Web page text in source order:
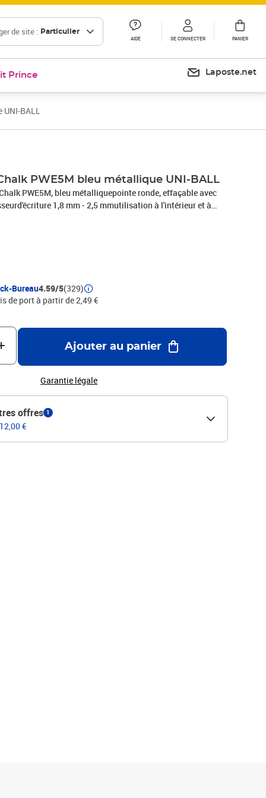
de site : Particulier
AIDE SE CONNECTER PANIER
Prince Laposte.net
UNI-BALL
PWE5M bleu métallique UNI-BALL
PWE5M, bleu métalliquepointe ronde, effaçable avec
1,8 mm - 2,5 mmutilisation à l'intérieur et à
Bureau4.59/5(329)
de port à partir de 2,49 €
Ajouter au panier
Garantie légale
offres 1
€